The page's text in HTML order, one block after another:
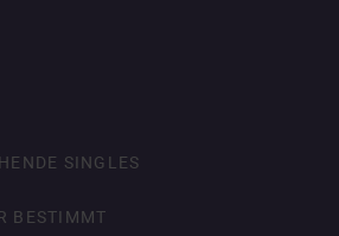
SINGLES
BESTIMMT